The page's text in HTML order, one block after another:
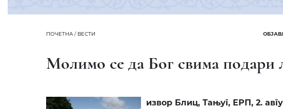
ПОЧЕТНА/ ВЕСТИ
Молимо се да Бог свима подари
извор Блиц, Тањуг, ЕРП, 2.